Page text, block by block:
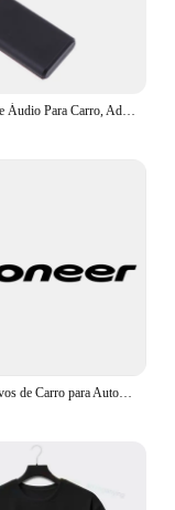
Receptor De Áudio Para Carro, Adaptador Compatível Com Bluetooth, Receptor AUX, Pioneer IP-BUS, 11Pin, 2022
Vinil Adesivos de Carro para Automóveis e Motos, Decalque de Prata, Preto e Prata, Acessórios Do Carro, Decoração